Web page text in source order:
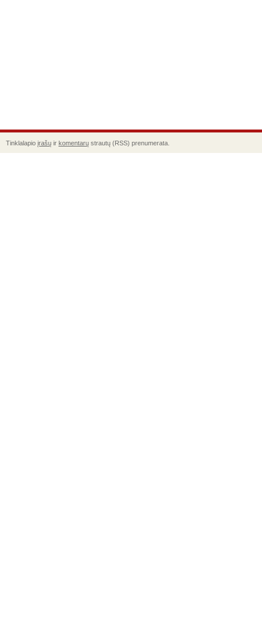
Tinklalapio įrašų ir komentarų strautų (RSS) prenumerata.